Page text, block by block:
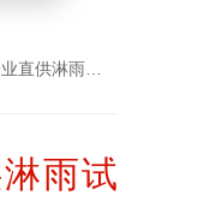
淋雨试验房
雨试